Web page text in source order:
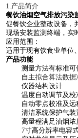
1.产品简介
餐饮油烟空气排放污染
促餐饮企业整改设备，
现场安装监测终端，实
应用范围：
适用于现有饮食业单位
产品功能
测量方法有标准可
自主拟合算法数据
仪器结构设计
温度自动调节及校
自动零点校准及远
清洁系统保护气装
高量程满足油烟浓
7寸高分辨率电容